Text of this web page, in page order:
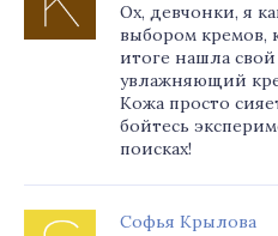
Ох, девчонки, я
выбором кремов,
итоге нашла
увлажняющий
Кожа просто
бойтесь
поисках!
Софья Крылова